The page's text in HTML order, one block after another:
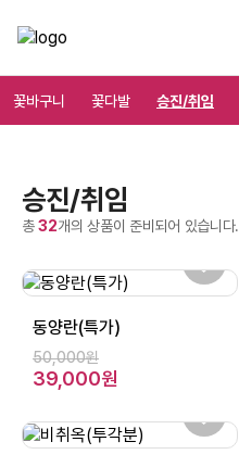
꽃바구니 꽃다발 승진/취임
승진/취임
총32개의 상품이 준비되어 있습니다.
동양란(특가)
50,000원
39,000원